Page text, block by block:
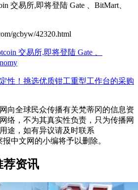
交易所,即将登陆 Gate 、BitMart、
gcbyw/42320.html
交易所,即将登陆 Gate 、
性！挑选优质钳工重型工作台的采购
向全球民众传播有关梵蒂冈的信息资
络，不为其真实性负责，只为传播网
途，如有异议请及时联系
报中文网的小编将予以删除。
荐资讯